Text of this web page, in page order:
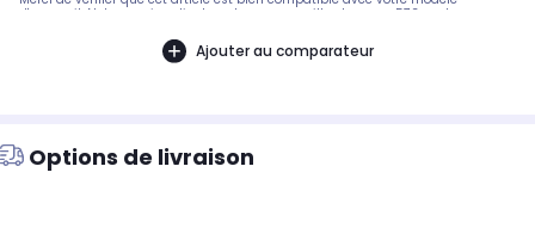
d'appareil. Notre service client peut vous conseiller. Largeur: 57,3cm, Longueur:
modèle suivant : GORENJE: HZOKF3567PBF - 174408/02
Ajouter au comparateur
Options de livraison